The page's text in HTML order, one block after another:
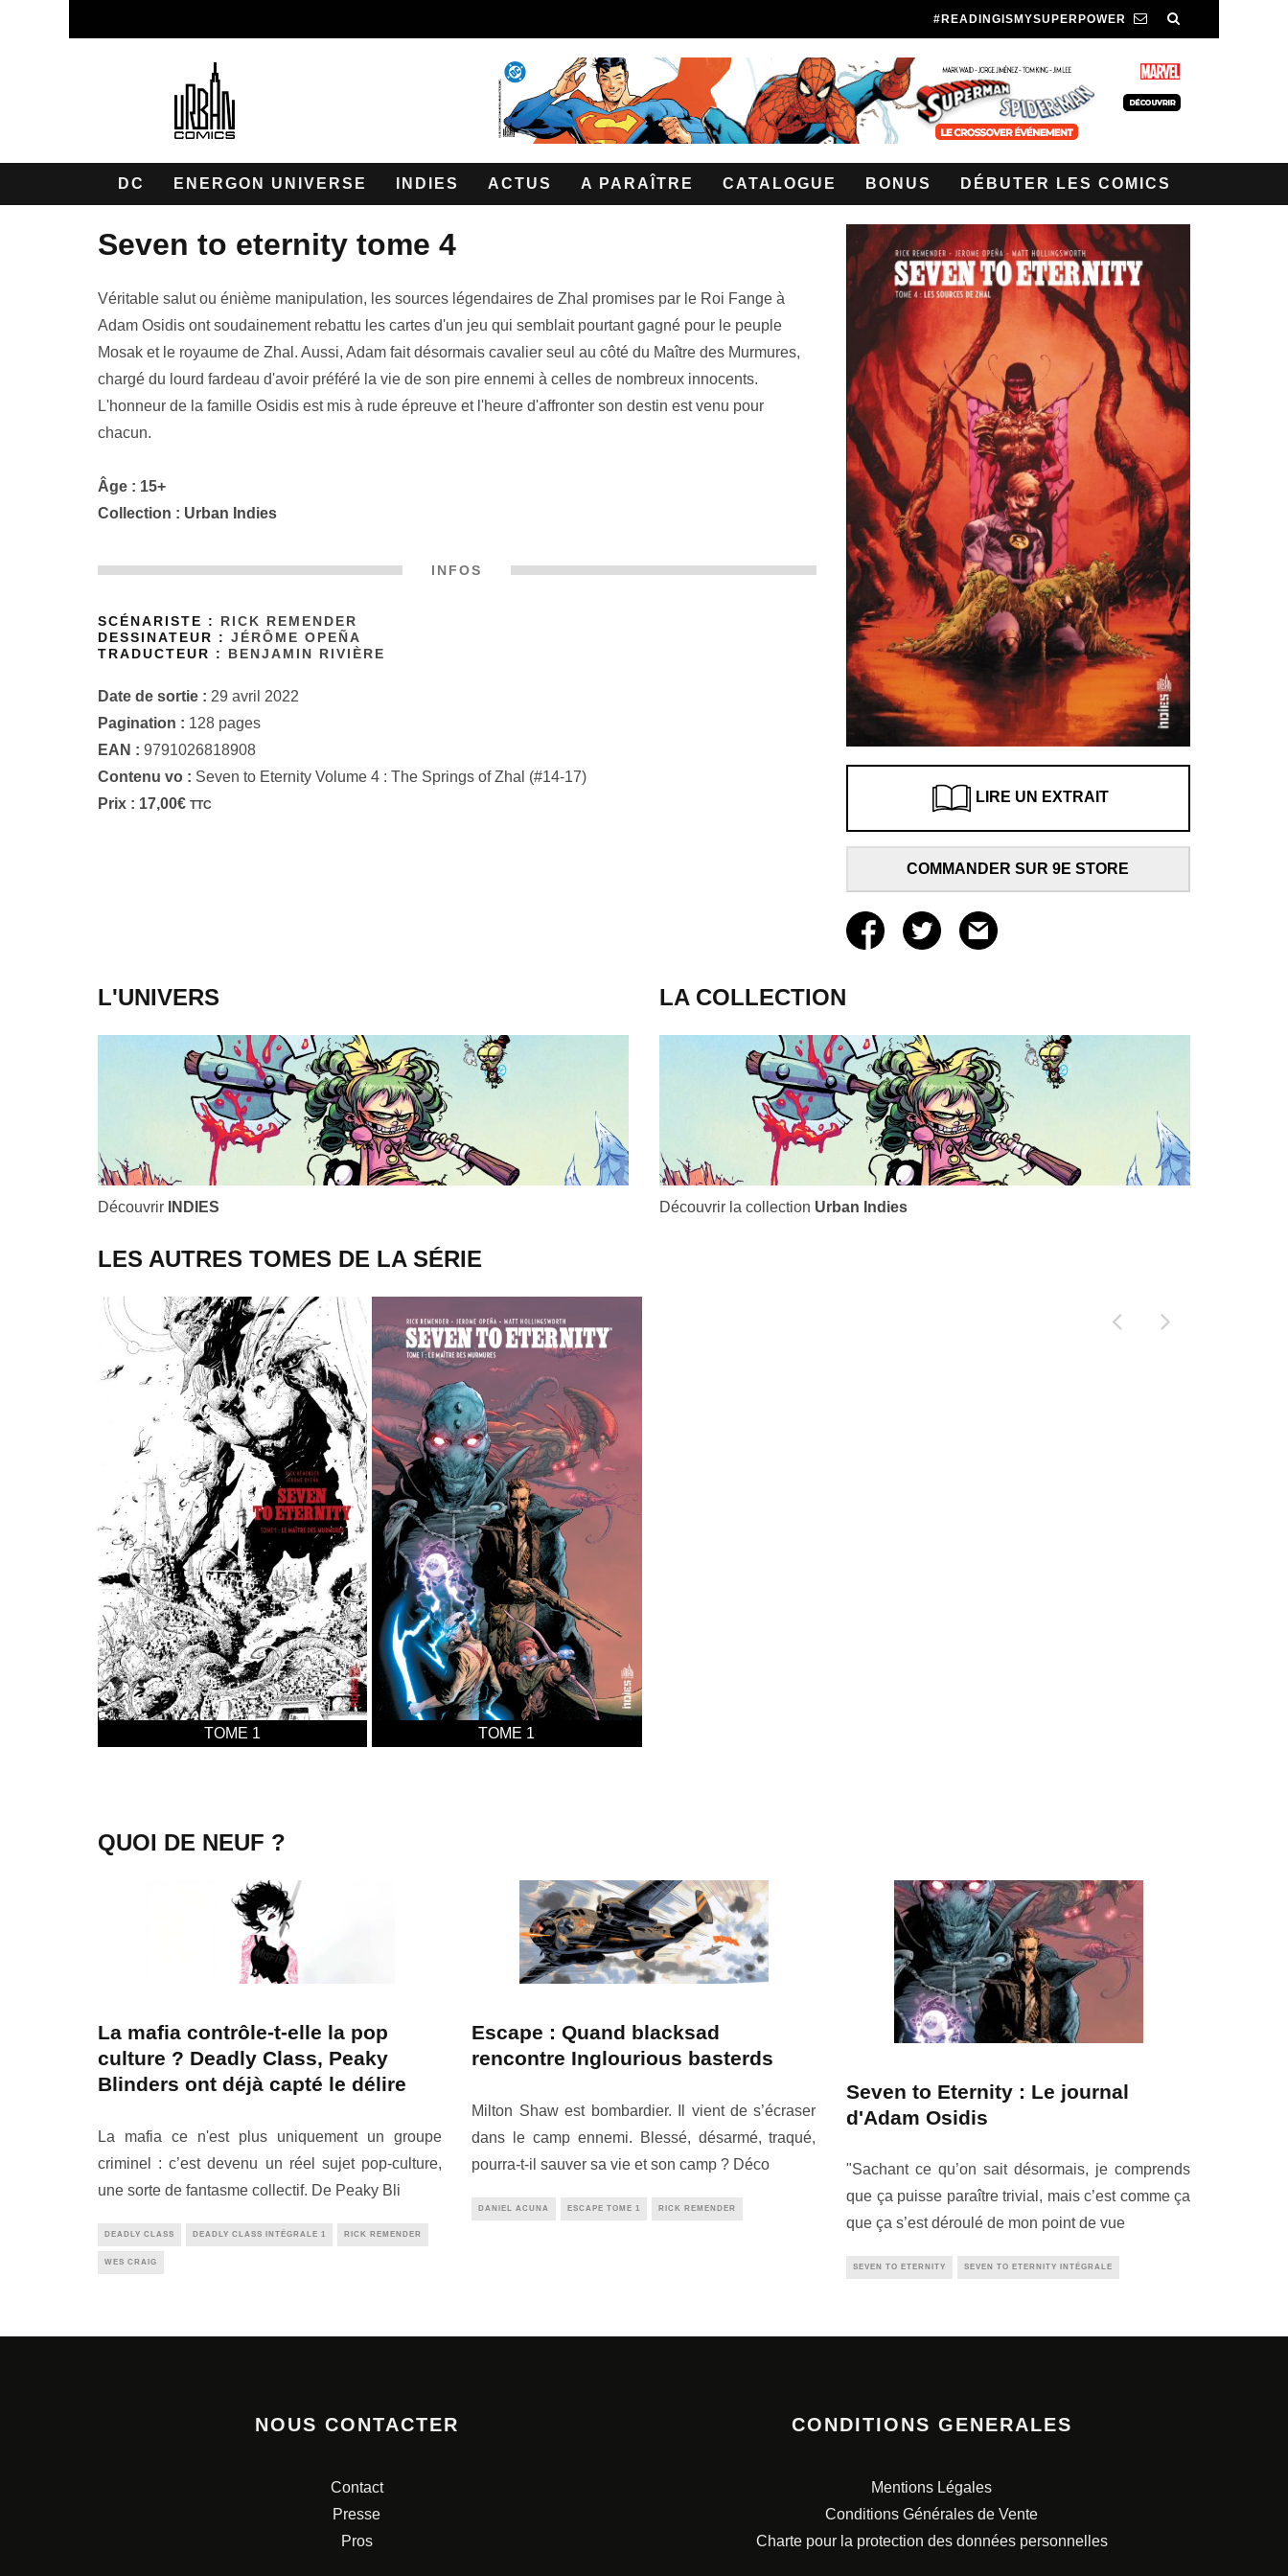
#READINGISMYSUPERPOWER
DC ENERGON UNIVERSE INDIES ACTUS A PARAÎTRE CATALOGUE BONUS DÉBUTER LES COMICS
seven to eternity tome 4
Véritable salut ou énième manipulation, les sources légendaires de Zhal promises par le Roi Fange à
Adam Osidis ont soudainement rebattu les cartes d'un jeu qui semblait pourtant gagné pour le peuple
Mosak et le royaume de Zhal. Aussi, Adam fait désormais cavalier seul au côté du Maître des Murmures,
chargé du lourd fardeau d'avoir préféré la vie de son pire ennemi à celles de nombreux innocents.
L'honneur de la famille Osidis est mis à rude épreuve et l'heure d'affronter son destin est venu pour
chacun.
Âge : 15+
Collection : Urban Indies
INFOS
SCÉNARISTE :
RICK REMENDER
DESSINATEUR : JÉRÔME OPEÑA
TRADUCTEUR :
BENJAMIN RIVIÈRE
Date de sortie : 29 avril 2022
Pagination : 128 pages
EAN : 9791026818908
Contenu vo : Seven to Eternity Volume 4 : The Springs of Zhal (#14-17)
Prix : 17,00€ TTC
LIRE UN EXTRAIT
COMMANDER SUR 9E STORE
L'UNIVERS
Découvrir INDIES
LA COLLECTION
Découvrir la collection Urban Indies
LES AUTRES TOMES DE LA SÉRIE
TOME 1 TOME 1
QUOI DE NEUF ?
La mafia contrôle‑t‑elle la pop
culture ? Deadly Class, Peaky
Blinders ont déjà capté le délire
La mafia ce n'est plus uniquement un groupe
criminel : c’est devenu un réel sujet pop-culture,
une sorte de fantasme collectif. De Peaky Bli
DEADLY CLASS DEADLY CLASS INTÉGRALE 1 RICK REMENDER
WES CRAIG
Escape : Quand blacksad
rencontre Inglourious basterds
Milton Shaw est bombardier. Il vient de s’écraser
dans le camp ennemi. Blessé, désarmé, traqué,
pourra-t-il sauver sa vie et son camp ? Déco
DANIEL ACUNA ESCAPE TOME 1 RICK REMENDER
Seven to Eternity : Le journal
d'Adam Osidis
"Sachant ce qu’on sait désormais, je comprends
que ça puisse paraître trivial, mais c’est comme ça
que ça s’est déroulé de mon point de vue
SEVEN TO ETERNITY SEVEN TO ETERNITY INTÉGRALE
NOUS CONTACTER
Contact
Presse
Pros
CONDITIONS GENERALES
Mentions Légales
Conditions Générales de Vente
Charte pour la protection des données personnelles